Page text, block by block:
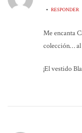
• RESPONDER
Me encanta
colección… al
¡El vestido